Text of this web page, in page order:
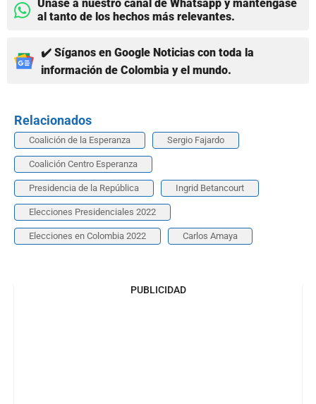
Únase a nuestro canal de Whatsapp y manténgase
al tanto de los hechos más relevantes.
✔️ Síganos en Google Noticias con toda la
información de Colombia y el mundo.
Relacionados
Coalición de la Esperanza Sergio Fajardo
Coalición Centro Esperanza
Presidencia de la República Ingrid Betancourt
Elecciones Presidenciales 2022
Elecciones en Colombia 2022 Carlos Amaya
PUBLICIDAD